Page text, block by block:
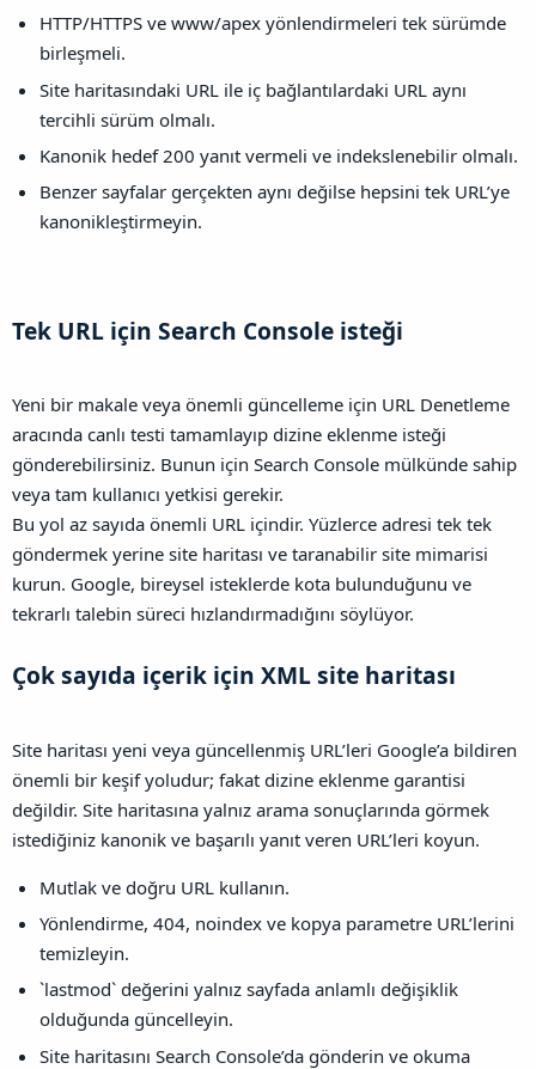
HTTP/HTTPS ve www/apex yönlendirmeleri tek sürümde
birleşmeli.
Site haritasındaki URL ile iç bağlantılardaki URL aynı
tercihli sürüm olmalı.
Kanonik hedef 200 yanıt vermeli ve indekslenebilir olmalı.
Benzer sayfalar gerçekten aynı değilse hepsini tek URL’ye
kanonikleştirmeyin.
Tek URL için Search Console isteği​
Yeni bir makale veya önemli güncelleme için URL Denetleme
aracında canlı testi tamamlayıp dizine eklenme isteği
gönderebilirsiniz. Bunun için Search Console mülkünde sahip
veya tam kullanıcı yetkisi gerekir.
Bu yol az sayıda önemli URL içindir. Yüzlerce adresi tek tek
göndermek yerine site haritası ve taranabilir site mimarisi
kurun. Google, bireysel isteklerde kota bulunduğunu ve
tekrarlı talebin süreci hızlandırmadığını söylüyor.
Çok sayıda içerik için XML site haritası​
Site haritası yeni veya güncellenmiş URL’leri Google’a bildiren
önemli bir keşif yoludur; fakat dizine eklenme garantisi
değildir. Site haritasına yalnız arama sonuçlarında görmek
istediğiniz kanonik ve başarılı yanıt veren URL’leri koyun.
Mutlak ve doğru URL kullanın.
Yönlendirme, 404, noindex ve kopya parametre URL’lerini
temizleyin.
`lastmod` değerini yalnız sayfada anlamlı değişiklik
olduğunda güncelleyin.
Site haritasını Search Console’da gönderin ve okuma